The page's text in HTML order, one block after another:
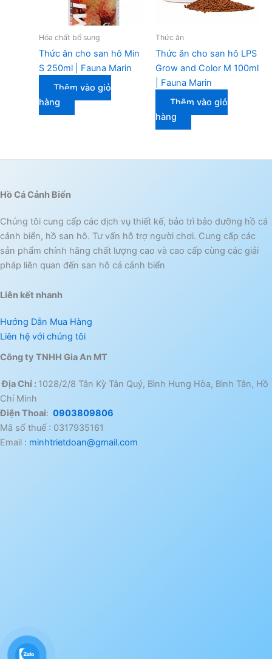
Hóa chất bổ sung
Thức ăn cho san hô Min
S 250ml | Fauna Marin
Thêm vào giỏ
hàng
Thức ăn
Thức ăn cho san hô LPS
Grow and Color M 100ml
| Fauna Marin
Thêm vào giỏ
hàng
Hồ Cá Cảnh Biển
Chúng tôi cung cấp các dịch vụ thiết kế, bảo trì bảo dưỡng hồ cá
cảnh biển, hồ san hô. Tư vấn hỗ trợ người chơi. Cung cấp các
sản phẩm chính hãng chất lượng cao và cao cấp cùng các giải
pháp liên quan đến san hô cá cảnh biển
Liên kết nhanh
Hướng Dẫn Mua Hàng
Liên hệ với chúng tôi
Công ty TNHH Gia An MT
Địa Chỉ : 1028/2/8 Tân Kỳ Tân Quý, Bình Hưng Hòa, Bình Tân, Hồ
Chí Minh
Điện Thoai: 0903809806
Mã số thuế : 0317935161
Email : minhtrietdoan@gmail.com